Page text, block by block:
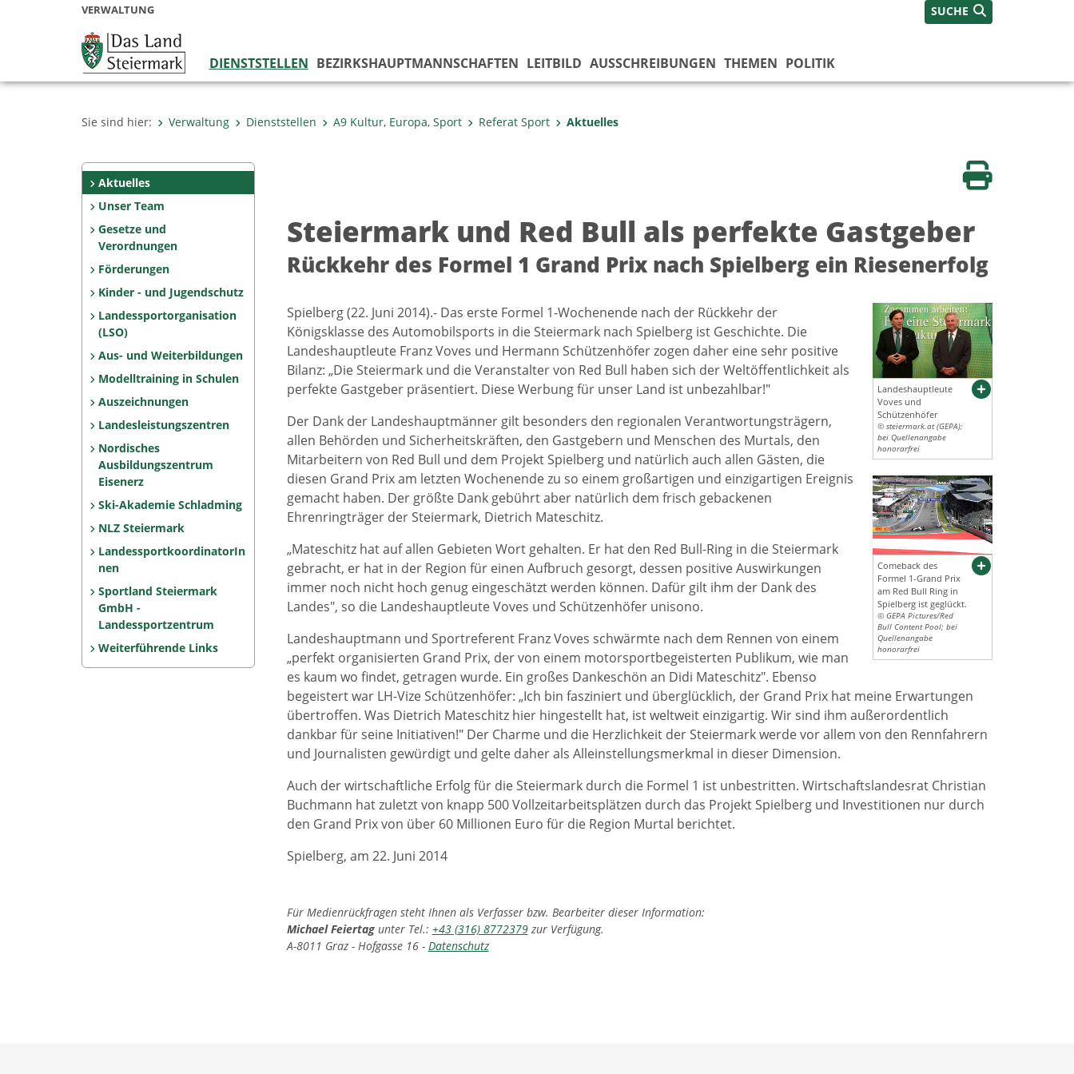
VERWALTUNG SUCHE
DIENSTSTELLEN BEZIRKS­HAUPTMANNSCHAFTEN LEITBILD AUSSCHREIBUNGEN THEMEN POLITIK
Sie sind hier: Verwaltung Dienststellen A9 Kultur, Europa, Sport Referat Sport Aktuelles
Aktuelles
Unser Team
Gesetze und
Verordnungen
Förderungen
Kinder - und Jugendschutz
Landessportorganisation
(LSO)
Aus- und Weiterbildungen
Modelltraining in Schulen
Auszeichnungen
Landesleistungszentren
Nordisches
Ausbildungszentrum
Eisenerz
Ski-Akademie Schladming
NLZ Steiermark
LandessportkoordinatorIn
nen
Sportland Steiermark
GmbH -
Landessportzentrum
Weiterführende Links
Seite drucken
Steiermark und Red Bull als perfekte Gastgeber
Rückkehr des Formel 1 Grand Prix nach Spielberg ein Riesenerfolg
Landeshauptleute
Voves und
Schützenhöfer
© steiermark.at (GEPA);
bei Quellenangabe
honorarfrei
Comeback des
Formel 1-Grand Prix
am Red Bull Ring in
Spielberg ist geglückt.
© GEPA Pictures/Red
Bull Content Pool; bei
Quellenangabe
honorarfrei
Spielberg (22. Juni 2014).- Das erste Formel 1-Wochenende nach der Rückkehr der
Königsklasse des Automobilsports in die Steiermark nach Spielberg ist Geschichte. Die
Landeshauptleute Franz Voves und Hermann Schützenhöfer zogen daher eine sehr positive
Bilanz: „Die Steiermark und die Veranstalter von Red Bull haben sich der Weltöffentlichkeit als
perfekte Gastgeber präsentiert. Diese Werbung für unser Land ist unbezahlbar!"
Der Dank der Landeshauptmänner gilt besonders den regionalen Verantwortungsträgern,
allen Behörden und Sicherheitskräften, den Gastgebern und Menschen des Murtals, den
Mitarbeitern von Red Bull und dem Projekt Spielberg und natürlich auch allen Gästen, die
diesen Grand Prix am letzten Wochenende zu so einem großartigen und einzigartigen Ereignis
gemacht haben. Der größte Dank gebührt aber natürlich dem frisch gebackenen
Ehrenringträger der Steiermark, Dietrich Mateschitz.
„Mateschitz hat auf allen Gebieten Wort gehalten. Er hat den Red Bull-Ring in die Steiermark
gebracht, er hat in der Region für einen Aufbruch gesorgt, dessen positive Auswirkungen
immer noch nicht hoch genug eingeschätzt werden können. Dafür gilt ihm der Dank des
Landes", so die Landeshauptleute Voves und Schützenhöfer unisono.
Landeshauptmann und Sportreferent Franz Voves schwärmte nach dem Rennen von einem
„perfekt organisierten Grand Prix, der von einem motorsportbegeisterten Publikum, wie man
es kaum wo findet, getragen wurde. Ein großes Dankeschön an Didi Mateschitz". Ebenso
begeistert war LH-Vize Schützenhöfer: „Ich bin fasziniert und überglücklich, der Grand Prix hat meine Erwartungen
übertroffen. Was Dietrich Mateschitz hier hingestellt hat, ist weltweit einzigartig. Wir sind ihm außerordentlich
dankbar für seine Initiativen!" Der Charme und die Herzlichkeit der Steiermark werde vor allem von den Rennfahrern
und Journalisten gewürdigt und gelte daher als Alleinstellungsmerkmal in dieser Dimension.
Auch der wirtschaftliche Erfolg für die Steiermark durch die Formel 1 ist unbestritten. Wirtschaftslandesrat Christian
Buchmann hat zuletzt von knapp 500 Vollzeitarbeitsplätzen durch das Projekt Spielberg und Investitionen nur durch
den Grand Prix von über 60 Millionen Euro für die Region Murtal berichtet.
Spielberg, am 22. Juni 2014
Für Medienrückfragen steht Ihnen als Verfasser bzw. Bearbeiter dieser Information:
Michael Feiertag unter Tel.: +43 (316) 8772379zur Verfügung.
A-8011 Graz - Hofgasse 16 - Datenschutz